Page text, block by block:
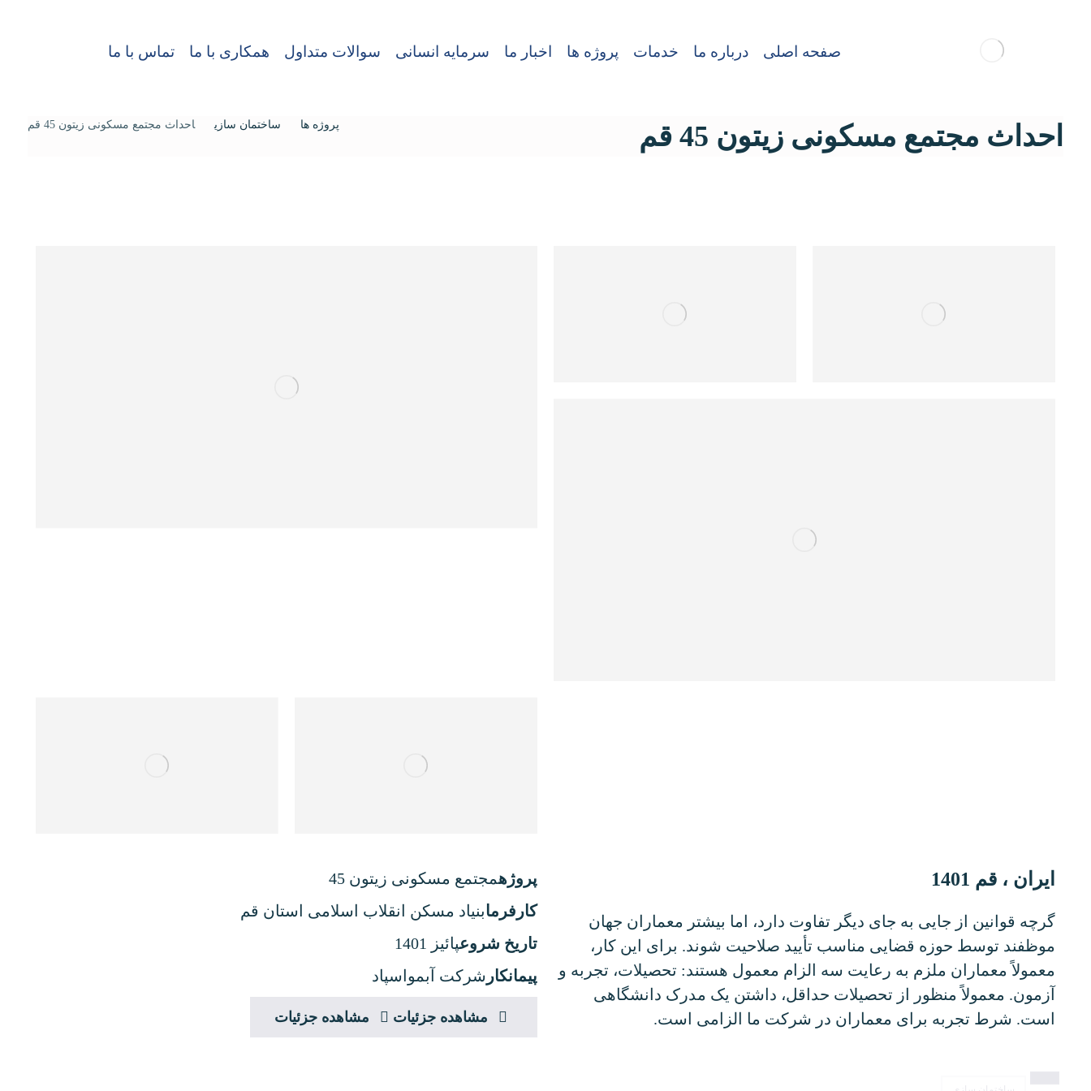
صفحه اصلی درباره ما خدمات پروژه ها اخبار ما سرمایه انسانی سوالات متداول همکاری با ما تماس با ما
احداث مجتمع مسکونی زیتون 45 قم پروژه ها ساختمان سازی احداث مجتمع مسکونی زیتون 45 قم
ایران ، قم 1401
گرچه قوانین از جایی به جای دیگر تفاوت دارد، اما بیشتر معماران جهان
موظفند توسط حوزه قضایی مناسب تأیید صلاحیت شوند. برای این کار،
معمولاً معماران ملزم به رعایت سه الزام معمول هستند: تحصیلات، تجربه و
آزمون. معمولاً منظور از تحصیلات حداقل، داشتن یک مدرک دانشگاهی
است. شرط تجربه برای معماران در شرکت ما الزامی است.
پروژهمجتمع مسکونی زیتون 45
کارفرمابنیاد مسکن انقلاب اسلامی استان قم
تاریخ شروعپائیز 1401
پیمانکار شرکت آبمواسپاد
مشاهده جزئیات مشاهده جزئیات